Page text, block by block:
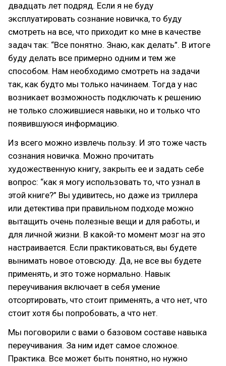
двадцать лет подряд. Если я не буду
эксплуатировать сознание новичка, то буду
смотреть на все, что приходит ко мне в качестве
задач так: “Все понятно. Знаю, как делать”. В итоге
буду делать все примерно одним и тем же
способом. Нам необходимо смотреть на задачи
так, как будто мы только начинаем. Тогда у нас
возникает возможность подключать к решению
не только сложившиеся навыки, но и только что
появившуюся информацию.
Из всего можно извлечь пользу. И это тоже часть
сознания новичка. Можно прочитать
художественную книгу, закрыть ее и задать себе
вопрос: “как я могу использовать то, что узнал в
этой книге?” Вы удивитесь, но даже из триллера
или детектива при правильном подходе можно
вытащить очень полезные вещи и для работы, и
для личной жизни. В какой-то момент мозг на это
настраивается. Если практиковаться, вы будете
вынимать новое отовсюду. Да, не все вы будете
применять, и это тоже нормально. Навык
переучивания включает в себя умение
отсортировать, что стоит применять, а что нет, что
стоит хотя бы попробовать, а что нет.
Мы поговорили с вами о базовом составе навыка
переучивания. За ним идет самое сложное.
Практика. Все может быть понятно, но нужно